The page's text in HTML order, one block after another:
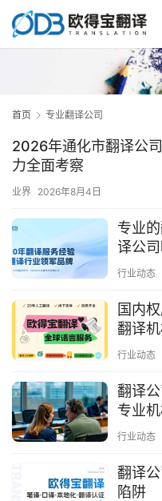
首页 专业翻译公司
2026年通化市翻译公
力全面考察
业界 2026年8月4日
专业
译公
行业动态
国内
翻译
行业动态
翻译
专业机
行业动态
翻译
陷阱